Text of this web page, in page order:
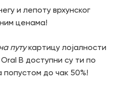
и лепоту врхунског
ценама!
путукартицу лојалности
B доступни су ти по
до чак 50%!